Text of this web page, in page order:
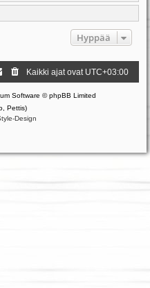
Hyppää
Kaikki ajat ovat UTC+03:00
Software © phpBB Limited
Pettis)
Design